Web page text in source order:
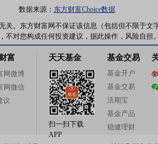
数据来源： 东方财富Choice数据
关。东方财富网不保证该信息（包括但不限于
对您构成任何投资建议，据此操作，风险自担。
富
网微博
网微信
议
天天基金
扫一扫下载
APP
基金交易
基金开户
基金交易
活期宝
基金产品
稳健理财